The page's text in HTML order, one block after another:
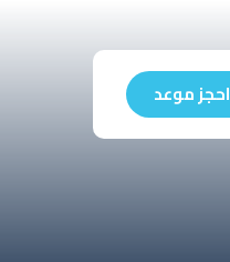
احجز موعد